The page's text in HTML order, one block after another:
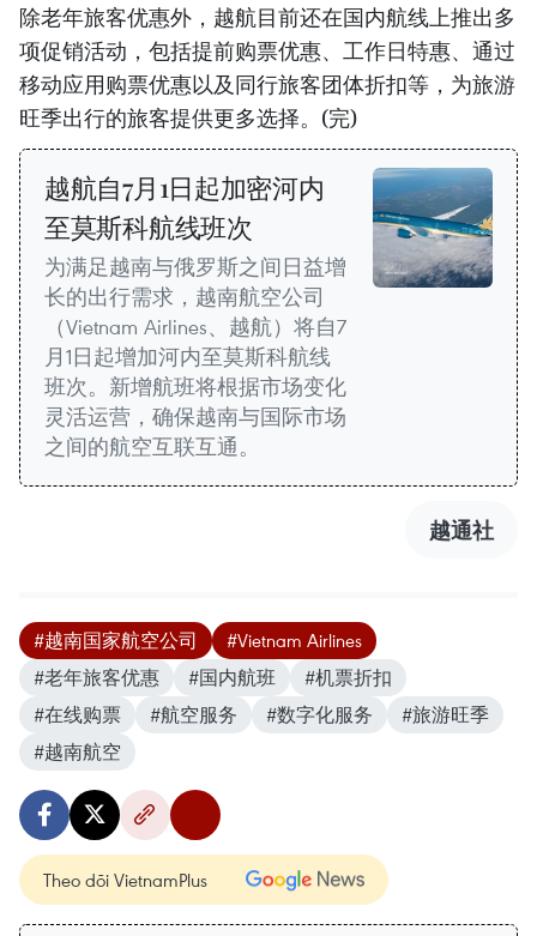
除老年旅客优惠外，越航目前还在国内航线上推出多
项促销活动，包括提前购票优惠、工作日特惠、通过
移动应用购票优惠以及同行旅客团体折扣等，为旅游
旺季出行的旅客提供更多选择。(完)
越航自7月1日起加密河内
至莫斯科航线班次
为满足越南与俄罗斯之间日益增
长的出行需求，越南航空公司
（Vietnam Airlines、越航）将自7
月1日起增加河内至莫斯科航线
班次。新增航班将根据市场变化
灵活运营，确保越南与国际市场
之间的航空互联互通。
越通社
#越南国家航空公司
#Vietnam Airlines
#老年旅客优惠
#国内航班
#机票折扣
#在线购票
#航空服务 #数字化服务
#旅游旺季
#越南航空
Theo dõi VietnamPlus